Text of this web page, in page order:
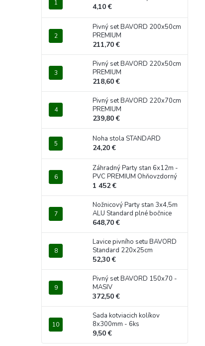
4,10 €
Pivný set BAVORD 200x50cm
PREMIUM
211,70 €
Pivný set BAVORD 220x50cm
PREMIUM
218,60 €
Pivný set BAVORD 220x70cm
PREMIUM
239,80 €
Noha stola STANDARD
24,20 €
Záhradný Party stan 6x12m -
PVC PREMIUM Ohňovzdorný
1 452 €
Nožnicový Party stan 3x4,5m
ALU Standard plné bočnice
648,70 €
Lavice pivního setu BAVORD
Standard 220x25cm
52,30 €
Pivný set BAVORD 150x70 -
MASIV
372,50 €
Sada kotviacich kolíkov
8x300mm - 6ks
9,50 €